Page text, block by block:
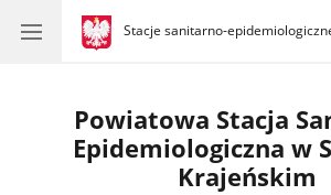
gov.pl
Stacje sanitarno-
gov.pl
Stacje
Powiatowa Stacja
Epidemiologiczna w
Krajeńskim